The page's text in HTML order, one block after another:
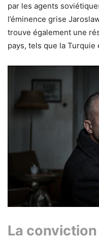
par les agents
l’éminence grise
trouve également une
pays, tels que la Turquie
La